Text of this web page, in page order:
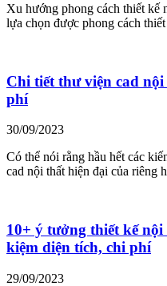
Xu hướng phong cách thiết kế
lựa chọn được phong cách
Chi tiết thư viện cad
phí
30/09/2023
Có thể nói rằng hầu hết các
cad nội thất hiện đại của riêng
10+ ý tưởng thiết kế
kiệm diện tích, chi phí
29/09/2023